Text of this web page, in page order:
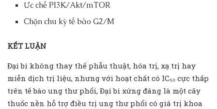
Ức chế PI3K/Akt/mTOR
Chặn chu kỳ tế bào G2/M
KẾT LUẬN
Đại bi không thay thế phẫu thuật, hóa trị, xạ trị hay
miễn dịch trị liệu, nhưng với hoạt chất có IC₅₀ cực thấp
trên tế bào ung thư phổi, Đại bi xứng đáng là một cây
thuốc nền hỗ trợ điều trị ung thư phổi có giá trị khoa